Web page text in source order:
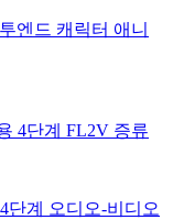
엔드 캐릭터 애니
4단계 FL2V 증류
단계 오디오-비디오